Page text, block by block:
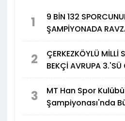
1
9 BİN 132
ŞAMPİYONADA
2
ÇERKEZKÖYLÜ MİLLİ
BEKÇİ AVRUPA 3.'SÜ
3
MT Han Spor
Şampiyonası'nda